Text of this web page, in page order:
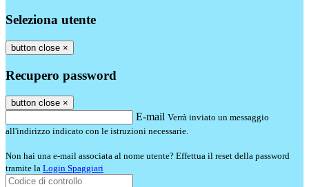
Seleziona utente
button close ×
Recupero password
button close ×
E-mail Verrà inviato un messaggio
all'indirizzo indicato con le istruzioni necessarie.
Non hai una e-mail associata al nome utente? Effettua il reset della password
tramite la Login Spaggiari